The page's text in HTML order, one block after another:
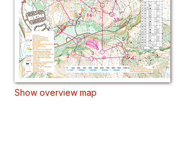
Show overview map